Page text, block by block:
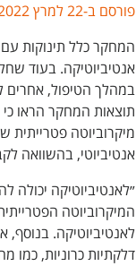
פורסם ב-22 למרץ 2022 בכתב העת Fungi.
אנטיביוטיקה. בעוד
במהלך הטיפול, אחרים
מיקרוביוטה פטרייתית
אנטיביוטי, בהשוואה
״לאנטיביוטיקה יכולה
המיקרוביוטה
לאנטיביוטיקה. בנוסף,
דלקתיות כרוניות, כמו